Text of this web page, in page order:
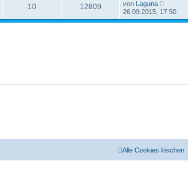
10 12809 von Laguna
26.09.2015, 17:50
Alle Cookies löschen